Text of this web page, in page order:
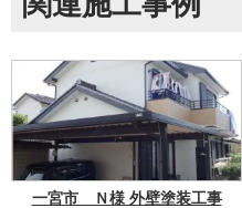
一宮市 Ｎ様 外壁塗装工事